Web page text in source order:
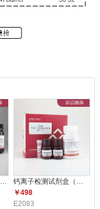
￥498
E2083